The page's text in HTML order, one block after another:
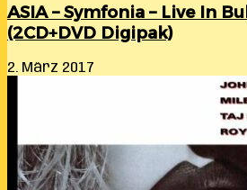
ASIA – Symfonia – Live In
(2CD+DVD Digipak)
2. März 2017